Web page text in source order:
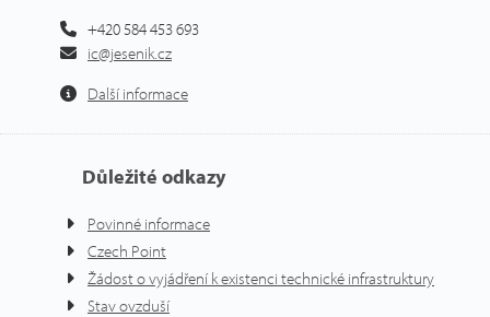
+420 584 453 693
ic@jesenik.cz
Další informace
Důležité odkazy
Povinné informace
Czech Point
Žádost o vyjádření k existenci technické infrastruktury
Stav ovzduší